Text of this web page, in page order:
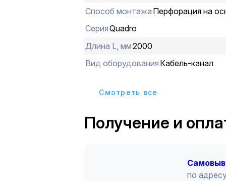
мм, высота - 60 мм, длина - 2 м.
перфорации - 10 мм, ширина зуба -
Способ монтажа Перфорация на
СерияQuadro
Длина L, мм2000
Вид оборудования Кабель-канал
Cмотреть все
Получение и
по